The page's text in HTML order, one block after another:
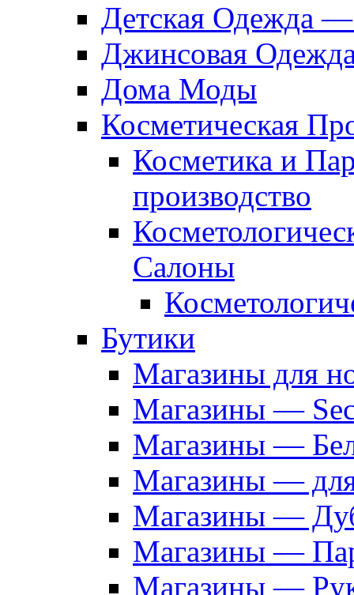
Детская Одежда
Джинсовая
Дома Моды
Косметическая
Косметика и
производство
Салоны
Бутики
Магазины для
Магазины —
Магазины —
Магазины —
Магазины —
Магазины —
Магазины —